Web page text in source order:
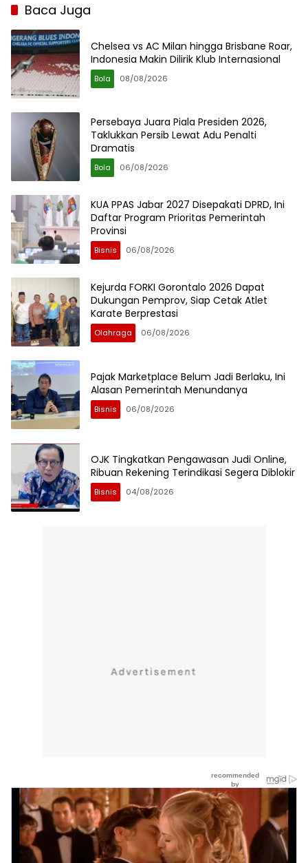
Baca Juga
Chelsea vs AC Milan hingga Brisbane Roar,
Indonesia Makin Dilirik Klub Internasional
Bola 08/08/2026
Persebaya Juara Piala Presiden 2026,
Taklukkan Persib Lewat Adu Penalti
Dramatis
Bola 06/08/2026
KUA PPAS Jabar 2027 Disepakati DPRD, Ini
Daftar Program Prioritas Pemerintah
Provinsi
Bisnis 06/08/2026
Kejurda FORKI Gorontalo 2026 Dapat
Dukungan Pemprov, Siap Cetak Atlet
Karate Berprestasi
Olahraga 06/08/2026
Pajak Marketplace Belum Jadi Berlaku, Ini
Alasan Pemerintah Menundanya
Bisnis 06/08/2026
OJK Tingkatkan Pengawasan Judi Online,
Ribuan Rekening Terindikasi Segera Diblokir
Bisnis 04/08/2026